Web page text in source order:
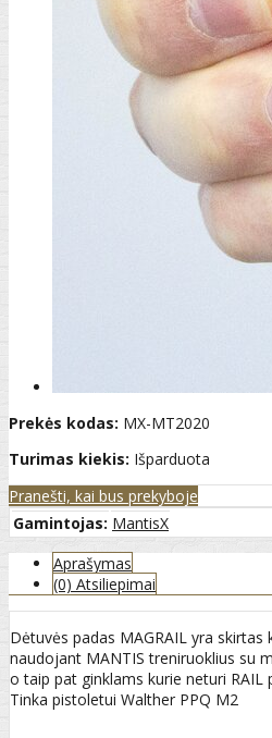
Prekės kodas: MX-MT2020
Turimas kiekis: Išparduota
Pranešti, kai bus prekyboje
Gamintojas: MantisX
Aprašymas
(0) Atsiliepimai
Dėtuvės padas MAGRAIL yra
naudojant MANTIS treniruoklius su
o taip pat ginklams kurie neturi RAIL
Tinka pistoletui Walther PPQ M2